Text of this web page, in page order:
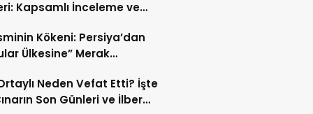
Kapsamlı İnceleme ve
Kökeni: Persiya’dan
Ülkesine” Merak
Neden Vefat Etti? İşte
Son Günleri ve İlber